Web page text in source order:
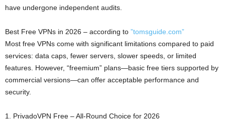
have undergone independent audits.
Best Free VPNs in 2026 – according to ”tomsguide.com”
Most free VPNs come with significant limitations compared to paid
services: data caps, fewer servers, slower speeds, or limited
features. However, “freemium” plans—basic free tiers supported by
commercial versions—can offer acceptable performance and
security.
1. PrivadoVPN Free – All-Round Choice for 2026